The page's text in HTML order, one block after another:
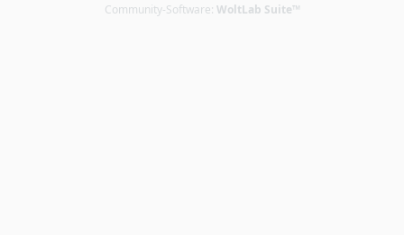
Community-Software: WoltLab Suite™